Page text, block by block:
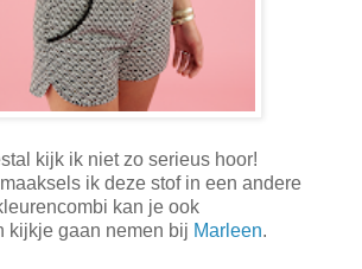
kijk ik niet zo serieus hoor!
ik deze stof in een andere
kan je ook
kijkje gaan nemen bij Marleen.